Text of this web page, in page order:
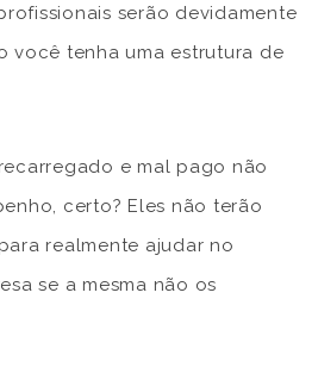
serão devidamente
você tenha uma estrutura de
e mal pago não
certo? Eles não terão
realmente ajudar no
se a mesma não os